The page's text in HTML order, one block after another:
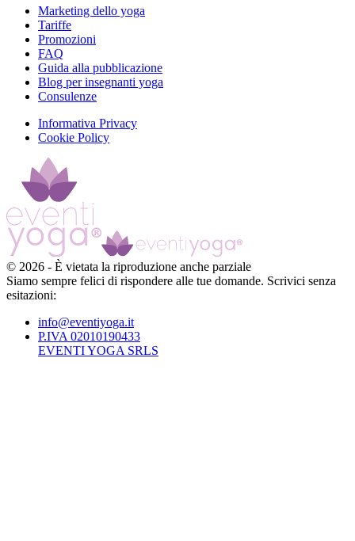
Marketing dello yoga
Tariffe
Promozioni
FAQ
Guida alla pubblicazione
Blog per insegnanti yoga
Consulenze
Informativa Privacy
Cookie Policy
© 2026 - È vietata la riproduzione anche parziale
Siamo sempre felici di rispondere alle tue domande. Scrivici senza
esitazioni:
info@eventiyoga.it
P.IVA 02010190433
EVENTI YOGA SRLS